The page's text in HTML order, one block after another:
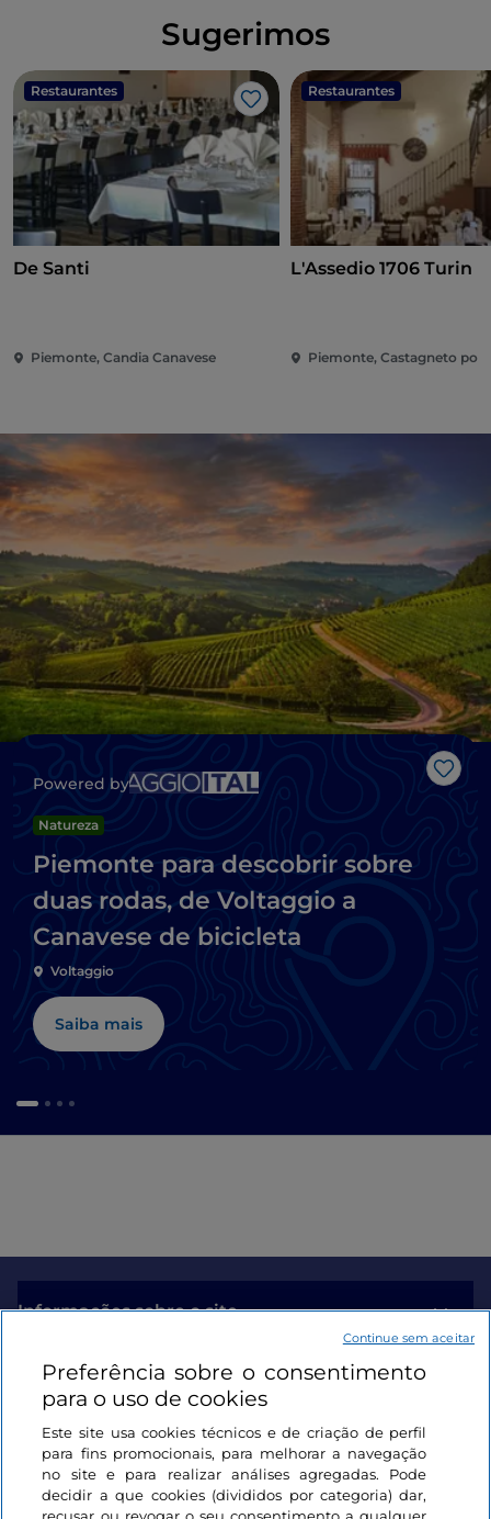
Sugerimos
Restaurantes
Gosto
De Santi
Piemonte, Candia Canavese
Restaurantes
L'Assedio 1706 Turin
Piemonte, Castagneto po
Powered by
Natureza
Piemonte para descobrir sobre
duas rodas, de Voltaggio a
Canavese de bicicleta
Voltaggio
Saiba mais
Informações sobre o site
Ligações úteis
Iniciar sessão
Mantenha-se em contacto
Preferência sobre o consentimento
para o uso de cookies
Este site usa cookies técnicos e de criação de perfil
para fins promocionais, para melhorar a navegação
no site e para realizar análises agregadas. Pode
decidir a que cookies (divididos por categoria) dar,
Continue sem aceitar